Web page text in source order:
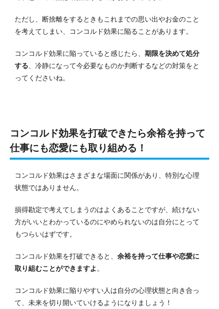
ただし、断捨離をするときもこれまでの思い出やお金のこと
を考えてしまい、コンコルド効果に陥ることがあります。
コンコルド効果に陥っていると感じたら、 期限を決めて処分
する 、冷静になって今必要なものか判断するなどの対策をと
ってくださいね。
コンコルド効果を打破できたら余裕を持って
仕事にも恋愛にも取り組める！
コンコルド効果はさまざまな場面に関係があり、特別な心理
状態ではありません。
損得勘定で考えてしまうのはよくあることですが、続けない
方がいいとわかっているのにやめられないのは自分にとって
もつらいはずです。
コンコルド効果を打破できると、 余裕を持って仕事や恋愛に
取り組むことができますよ 。
コンコルド効果に陥りやすい人は自分の心理状態と向き合っ
て、未来を切り開いていけるようになりましょう！